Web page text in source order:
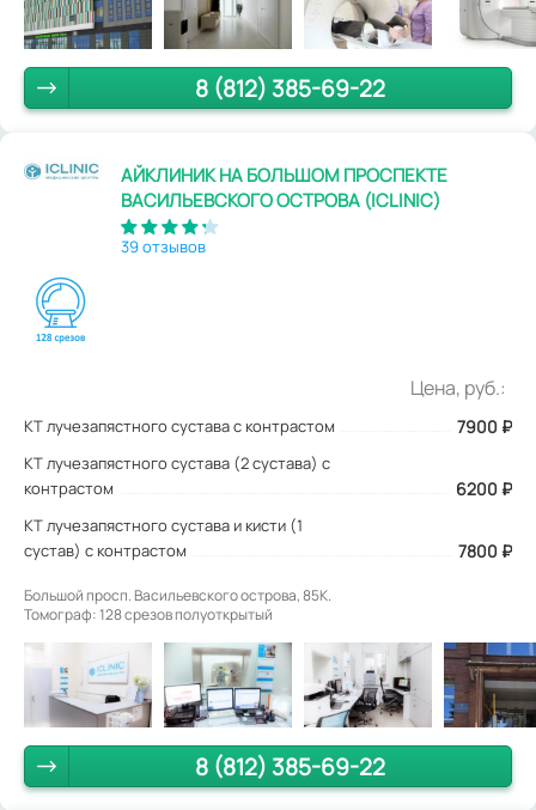
8 (812) 385-69-22
АЙКЛИНИК НА БОЛЬШОМ ПРОСПЕКТЕ
ВАСИЛЬЕВСКОГО ОСТРОВА (ICLINIC)
39 отзывов
Цена, руб.:
КТ лучезапястного сустава с контрастом 7900 ₽
КТ лучезапястного сустава (2 сустава) с
контрастом
6200 ₽
КТ лучезапястного сустава и кисти (1
сустав) с контрастом
7800 ₽
Большой просп. Васильевского острова, 85К.
Томограф: 128 срезов полуоткрытый
8 (812) 385-69-22